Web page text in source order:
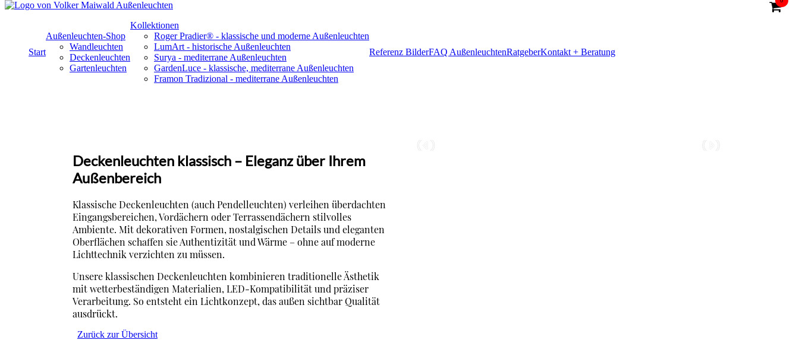
Start
Außenleuchten-Shop
Wandleuchten
Deckenleuchten
Gartenleuchten
Kollektionen
Roger Pradier® - klassische und moderne Außenleuchten
LumArt - historische Außenleuchten
Surya - mediterrane Außenleuchten
GardenLuce - klassische, mediterrane Außenleuchten
Framon Tradizional - mediterrane Außenleuchten
Referenz BilderFAQ AußenleuchtenRatgeberKontakt + Beratung
Deckenleuchten klassisch – Eleganz über Ihrem
Außenbereich
Klassische Deckenleuchten (auch Pendelleuchten) verleihen überdachten
Eingangsbereichen, Vordächern oder Terrassendächern stilvolles
Ambiente. Mit dekorativen Formen, nostalgischen Details und eleganten
Oberflächen schaffen sie Authentizität und Wärme – ohne auf moderne
Lichttechnik verzichten zu müssen.
Unsere klassischen Deckenleuchten kombinieren traditionelle Ästhetik
mit wetterbeständigen Materialien, LED-Kompatibilität und präziser
Verarbeitung. So entsteht ein Lichtkonzept, das außen sichtbar Qualität
ausdrückt.
Zurück zur Übersicht